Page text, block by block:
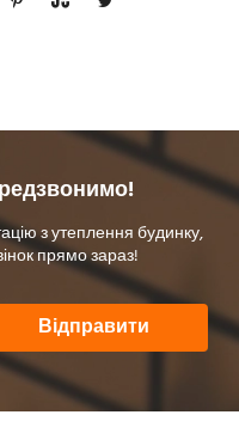
з утеплення будинку,
прямо зараз!
Відправити